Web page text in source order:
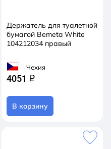
Держатель для туалетной
бумагой Bemeta White
104212034 правый
Чехия
4051 q
В корзину